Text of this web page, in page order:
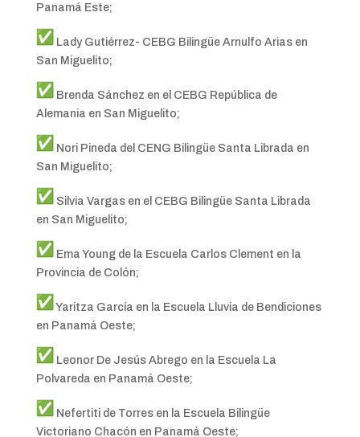
Panamá Este;
Lady Gutiérrez- CEBG Bilingüe Arnulfo Arias en
San Miguelito;
Brenda Sánchez en el CEBG República de
Alemania en San Miguelito;
Nori Pineda del CENG Bilingüe Santa Librada en
San Miguelito;
Silvia Vargas en el CEBG Bilingüe Santa Librada
en San Miguelito;
Ema Young de la Escuela Carlos Clement en la
Provincia de Colón;
Yaritza García en la Escuela Lluvia de Bendiciones
en Panamá Oeste;
Leonor De Jesús Abrego en la Escuela La
Polvareda en Panamá Oeste;
Nefertiti de Torres en la Escuela Bilingüe
Victoriano Chacón en Panamá Oeste;